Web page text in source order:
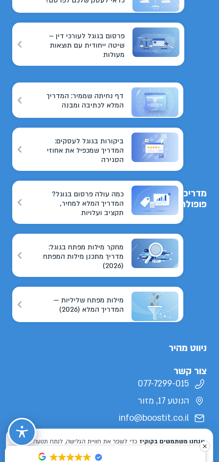
פרסום בגוגל לעורכי דין –
שיטה ייחודית עם תוצאות
מעולות
מדריכים
פופולריים
דף נחיתה שממיר: המדריך
המלא לכתיבה ומבנה
ביקורות בגוגל לעסקים:
המדריך שמכפיל את אחוזי
הסגירה
כמה עולה פרסום בגוגל?
המדריך המלא למחיר,
תקציב ועלויות
מחקר מילות מפתח בגוגל:
מדריך מתכנן מילות המפתח
(2026)
מילות מפתח שליליות —
המדריך המלא (2026)
ניווט מהיר
צור קשר
077-7299-015
הנוטע 17, מזור
info@boostit.co.il
מדיניות פרטיות הצהרת נגישות
מפת אתר